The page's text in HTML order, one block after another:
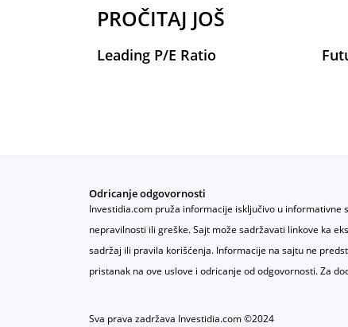
PROČITAJ JOŠ
Leading P/E Ratio
Odricanje odgovornosti
Investidia.com pruža informacije isključivo u
nepravilnosti ili greške. Sajt može sadržavati linkove ka
sadržaj ili pravila korišćenja. Informacije na sajtu ne
pristanak na ove uslove i odricanje od odgovornosti. Za
Sva prava zadržava Investidia.com ©2024